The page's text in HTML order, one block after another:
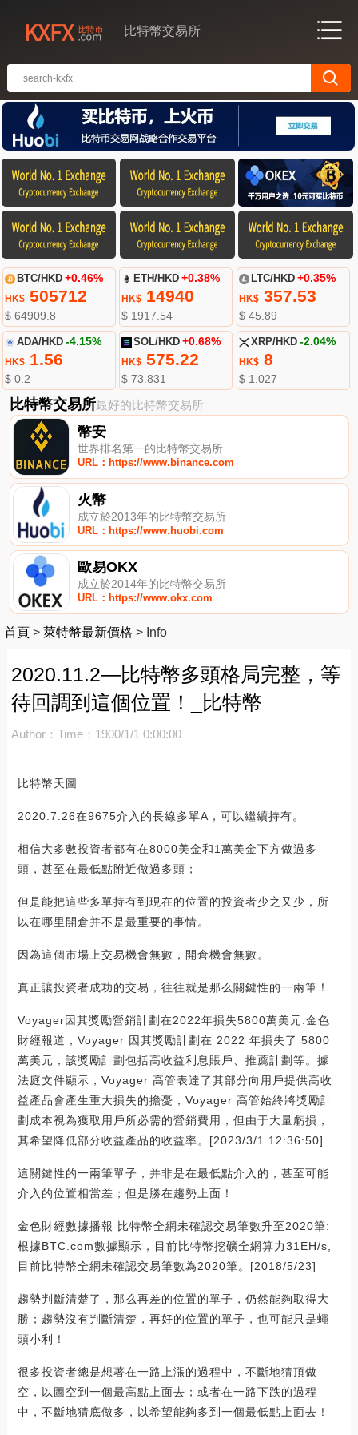
比特幣交易所
BTC/HKD +0.46%
HK$505712
$ 64909.8
ETH/HKD +0.38%
HK$ 14940
$ 1917.54
LTC/HKD +0.35%
HK$357.53
$ 45.89
ADA/HKD -4.15%
HK$1.56
$ 0.2
SOL/HKD +0.68%
HK$ 575.22
$ 73.831
XRP/HKD -2.04%
HK$8
$ 1.027
比特幣交易所最好的比特幣交易所
幣安
世界排名第一的比特幣交易所
URL：https://www.binance.com
火幣
成立於2013年的比特幣交易所
URL：https://www.huobi.com
歐易OKX
成立於2014年的比特幣交易所
URL：https://www.okx.com
首頁 > 萊特幣最新價格 > Info
2020.11.2—比特幣多頭格局完整，等
待回調到這個位置！_比特幣
Author： Time：1900/1/1 0:00:00
比特幣天圖
2020.7.26在9675介入的長線多單A，可以繼續持有。
相信大多數投資者都有在8000美金和1萬美金下方做過多
頭，甚至在最低點附近做過多頭；
但是能把這些多單持有到現在的位置的投資者少之又少，所
以在哪里開倉并不是最重要的事情。
因為這個市場上交易機會無數，開倉機會無數。
真正讓投資者成功的交易，往往就是那么關鍵性的一兩筆！
Voyager因其獎勵營銷計劃在2022年損失5800萬美元:金色
財經報道，Voyager 因其獎勵計劃在 2022 年損失了 5800
萬美元，該獎勵計劃包括高收益利息賬戶、推薦計劃等。據
法庭文件顯示，Voyager 高管表達了其部分向用戶提供高收
益產品會產生重大損失的擔憂，Voyager 高管始終將獎勵計
劃成本視為獲取用戶所必需的營銷費用，但由于大量虧損，
其希望降低部分收益產品的收益率。[2023/3/1 12:36:50]
這關鍵性的一兩筆單子，并非是在最低點介入的，甚至可能
介入的位置相當差；但是勝在趨勢上面！
金色財經數據播報 比特幣全網未確認交易筆數升至2020筆:
根據BTC.com數據顯示，目前比特幣挖礦全網算力31EH/s,
目前比特幣全網未確認交易筆數為2020筆。[2018/5/23]
趨勢判斷清楚了，那么再差的位置的單子，仍然能夠取得大
勝；趨勢沒有判斷清楚，再好的位置的單子，也可能只是蠅
頭小利！
很多投資者總是想著在一路上漲的過程中，不斷地猜頂做
空，以圖空到一個最高點上面去；或者在一路下跌的過程
中，不斷地猜底做多，以希望能夠多到一個最低點上面去！